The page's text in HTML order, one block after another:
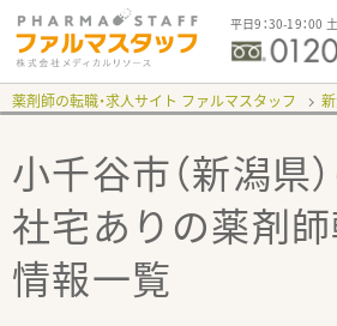
平日9：30-19：00
薬剤師の転職・求人サイト ファルマスタッフ
小千谷市（新潟県
社宅あり の薬剤
情報一覧